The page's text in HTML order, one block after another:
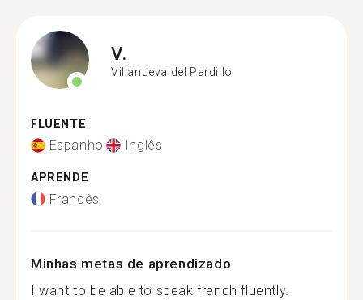
V.
Villanueva del Pardillo
FLUENTE
Espanhol Inglês
APRENDE
Francês
Minhas metas de aprendizado
I want to be able to speak french fluently.